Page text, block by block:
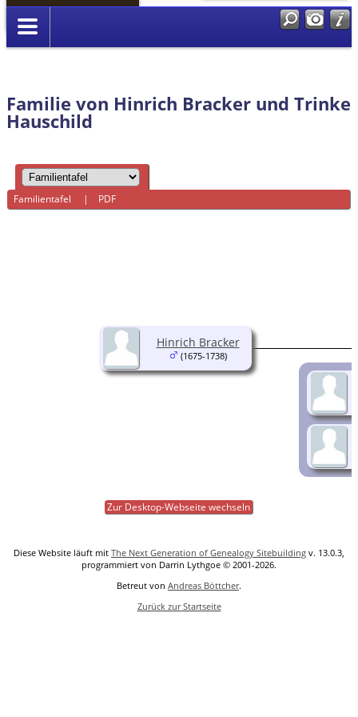
Anmelden
Familie von Hinrich Bracker und Trinke
Hauschild
Familientafel | PDF
Hinrich Bracker
(1675-1738)
Zur Desktop-Webseite wechseln
Diese Website läuft mit The Next Generation of Genealogy Sitebuilding v. 13.0.3,
programmiert von Darrin Lythgoe © 2001-2026.
Betreut von Andreas Böttcher.
Zurück zur Startseite